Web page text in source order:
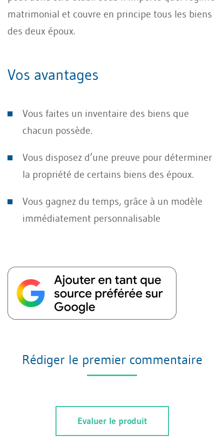
matrimonial et couvre en principe tous les biens
des deux époux.
Vos avantages
Vous faites un inventaire des biens que
chacun possède.
Vous disposez d’une preuve pour déterminer
la propriété de certains biens des époux.
Vous gagnez du temps, grâce à un modèle
immédiatement personnalisable
Rédiger le premier commentaire
Evaluer le produit